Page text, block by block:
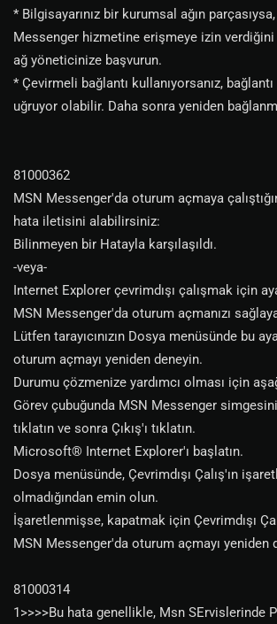
* Bilgisayarınız bir kurumsal ağın
Messenger hizmetine erişmeye izin
ağ yöneticinize başvurun.
* Çevirmeli bağlantı kullanıyorsanız, bağlantı
uğruyor olabilir. Daha sonra yeniden
81000362
MSN Messenger'da oturum açmaya
hata iletisini alabilirsiniz:
Bilinmeyen bir Hatayla karşılaşıldı.
-veya-
Internet Explorer çevrimdışı çalışmak için
MSN Messenger'da oturum açmanızı
Lütfen tarayıcınızın Dosya menüsünde bu
oturum açmayı yeniden deneyin.
Durumu çözmenize yardımcı olması için
Görev çubuğunda MSN Messenger
tıklatın ve sonra Çıkış'ı tıklatın.
Microsoft® Internet Explorer'ı başlatın.
Dosya menüsünde, Çevrimdışı Çalış'ın
olmadığından emin olun.
İşaretlenmişse, kapatmak için Çevrimdışı
MSN Messenger'da oturum açmayı yeniden
81000314
1>>>>Bu hata genellikle, Msn SErvislerinde